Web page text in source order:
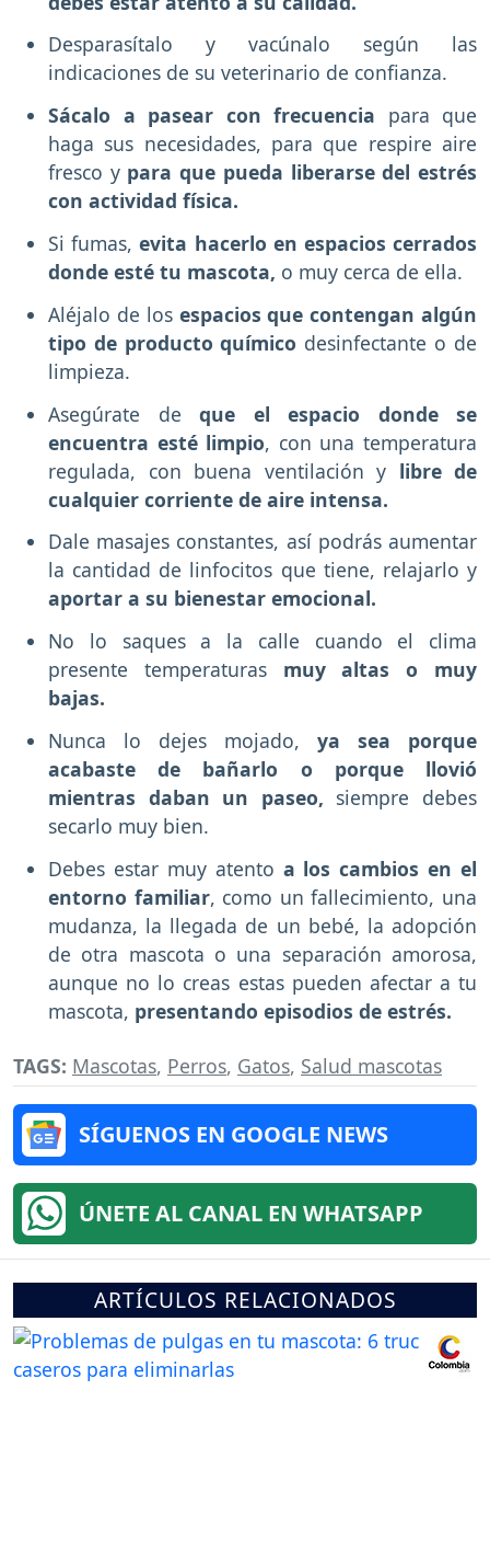
Desparasítalo y vacúnalo según las
indicaciones de su veterinario de confianza.
Sácalo a pasear con frecuencia para que
haga sus necesidades, para que respire aire
fresco ypara que pueda liberarse del estrés
con actividad física.
Si fumas,evita hacerlo en espacios cerrados
donde esté tu mascota, o muy cerca de ella.
Aléjalo de los espacios que contengan algún
tipo de producto químico desinfectante o de
limpieza.
Asegúrate de que el espacio donde se
encuentra esté limpio, con una temperatura
regulada, con buena ventilación y libre de
cualquier corriente de aire intensa.
Dale masajes constantes, así podrás aumentar
la cantidad de linfocitos que tiene, relajarlo y
aportar a su bienestar emocional.
No lo saques a la calle cuando el clima
presente temperaturas muy altas o muy
bajas.
Nunca lo dejes mojado, ya sea porque
acabaste de bañarlo o porque llovió
mientras daban un paseo, siempre debes
secarlo muy bien.
Debes estar muy atento a los cambios en el
entorno familiar, como un fallecimiento, una
mudanza, la llegada de un bebé, la adopción
de otra mascota o una separación amorosa,
aunque no lo creas estas pueden afectar a tu
mascota, presentando episodios de estrés.
TAGS: Mascotas, Perros, Gatos, Salud mascotas
SÍGUENOS EN GOOGLE NEWS
ÚNETE AL CANAL EN WHATSAPP
ARTÍCULOS RELACIONADOS